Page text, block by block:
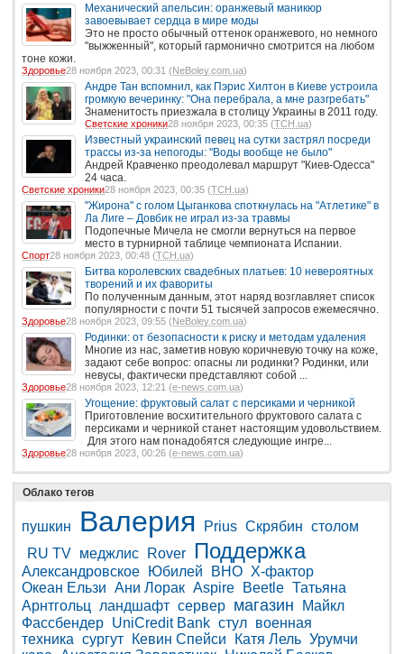
Механический апельсин: оранжевый маникюр
завоевывает сердца в мире моды
Это не просто обычный оттенок оранжевого, но немного
"выжженный", который гармонично смотрится на любом
тоне кожи.
Здоровье28 ноября 2023, 00:31 (NeBoley.com.ua)
Андре Тан вспомнил, как Пэрис Хилтон в Киеве устроила
громкую вечеринку: "Она перебрала, а мне разгребать"
Знаменитость приезжала в столицу Украины в 2011 году.
Светские хроники28 ноября 2023, 00:35 (ТСН.ua)
Известный украинский певец на сутки застрял посреди
трассы из-за непогоды: "Воды вообще не было"
Андрей Кравченко преодолевал маршрут "Киев-Одесса"
24 часа.
Светские хроники28 ноября 2023, 00:35 (ТСН.ua)
"Жирона" с голом Цыганкова споткнулась на "Атлетике" в
Ла Лиге – Довбик не играл из-за травмы
Подопечные Мичела не смогли вернуться на первое
место в турнирной таблице чемпионата Испании.
Спорт28 ноября 2023, 00:48 (ТСН.ua)
Битва королевских свадебных платьев: 10 невероятных
творений и их фавориты
По полученным данным, этот наряд возглавляет список
популярности с почти 51 тысячей запросов ежемесячно.
Здоровье28 ноября 2023, 09:55 (NeBoley.com.ua)
Родинки: от безопасности к риску и методам удаления
Многие из нас, заметив новую коричневую точку на коже,
задают себе вопрос: опасны ли родинки? Родинки, или
невусы, фактически представляют собой ...
Здоровье28 ноября 2023, 12:21 (e-news.com.ua)
Угощение: фруктовый салат с персиками и черникой
Приготовление восхитительного фруктового салата с
персиками и черникой станет настоящим удовольствием.
Для этого нам понадобятся следующие ингре...
Здоровье28 ноября 2023, 00:26 (e-news.com.ua)
Облако тегов
пушкин Валерия Prius Скрябин столом
RU TV меджлис Rover Поддержка
Александровское Юбилей ВНО Х-фактор
Океан Ельзи Ани Лорак Aspire Beetle Татьяна
Арнтгольц
ландшафт сервер магазин
Майкл
Фассбендер UniCredit Bank стул военная
техника сургут Кевин Спейси Катя Лель Урумчи